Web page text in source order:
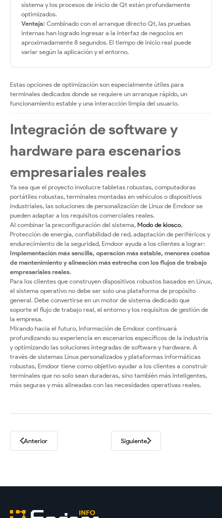
sistema y los procesos de inicio de Qt están profundamente
optimizados.
Ventaja: Combinado con el arranque directo Qt, las pruebas
internas han logrado ingresar a la interfaz de negocios en
aproximadamente 8 segundos. El tiempo de inicio real puede
variar según la aplicación y el entorno.
Estas opciones de optimización son especialmente útiles para
terminales dedicados donde se requiere un arranque rápido, un
funcionamiento estable y una interacción limpia del usuario.
Integración de software y
hardware para escenarios
empresariales reales
Ya sea que el proyecto involucre tabletas robustas, computadoras
portátiles robustas, terminales montadas en vehículos o dispositivos
industriales, las soluciones de personalización de Linux de Emdoor se
pueden adaptar a los requisitos comerciales reales.
Al combinar la preconfiguración del sistema, Modo de kiosco,
Protección de energía, confiabilidad de red, adaptación de periféricos y
endurecimiento de la seguridad, Emdoor ayuda a los clientes a lograr:
Implementación más sencilla, operación más estable, menores costos
de mantenimiento y alineación más estrecha con los flujos de trabajo
empresariales reales.
Para los clientes que construyen dispositivos robustos basados en Linux,
el sistema operativo no debe ser solo una plataforma de propósito
general. Debe convertirse en un motor de sistema dedicado que
soporte el flujo de trabajo real, el entorno y los requisitos de gestión de
la empresa.
Mirando hacia el futuro, Información de Emdoor continuará
profundizando su experiencia en escenarios específicos de la industria
y optimizando las soluciones integradas de software y hardware. A
través de sistemas Linux personalizados y plataformas informáticas
robustas, Emdoor tiene como objetivo ayudar a los clientes a construir
terminales que no solo sean duraderas, sino también más inteligentes,
más seguras y más alineadas con las necesidades operativas reales.
Anterior Siguiente